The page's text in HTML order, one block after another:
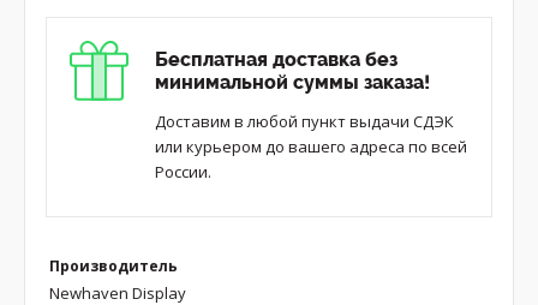
Бесплатная доставка без
минимальной суммы заказа!
Доставим в любой пункт выдачи СДЭК
или курьером до вашего адреса по всей
России.
Производитель
Newhaven Display